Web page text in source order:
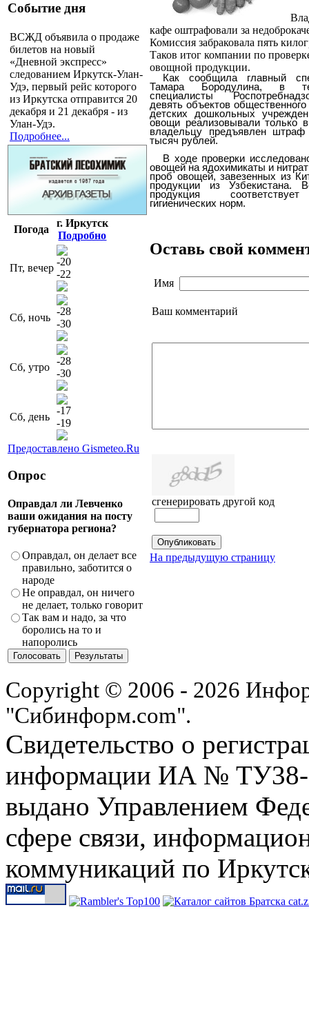
Событие дня
ВСЖД объявила о продаже
билетов на новый
«Дневной экспресс»
следованием Иркутск-Улан-
Удэ, первый рейс которого
из Иркутска отправится 20
декабря и 21 декабря - из
Улан-Удэ.
Подробнее...
Погода
г. Иркутск
Подробно
Пт, вечер
-20
-22
Сб, ночь
-28
-30
Сб, утро
-28
-30
Сб, день
-17
-19
Предоставлено Gismeteo.Ru
Опрос
Оправдал ли Левченко
ваши ожидания на посту
губернатора региона?
Оправдал, он делает все
правильно, заботится о
народе
Не оправдал, он ничего
не делает, только говорит
Так вам и надо, за что
боролись на то и
напоролись
кафе оштрафовали за
Комиссия забраковала пять
Таков итог компании по
овощной продукции.
Как сообщила главный
Тамара Бородулина, в
специалисты
девять объектов
детских дошкольных
овощи реализовывали только
владельцу предъявлен
тысяч рублей.
В ходе проверки
овощей на ядохимикаты и
проб овощей, завезенных из
продукции из Узбекистана.
продукция
гигиенических норм.
Оставь свой
Имя
Ваш комментарий
сгенерировать другой код
На предыдущую страницу
Copyright © 2006 - 2026
"Сибинформ.com".
Свидетельство о
информации ИА № ТУ38-
выдано Управлением
сфере связи,
коммуникаций по